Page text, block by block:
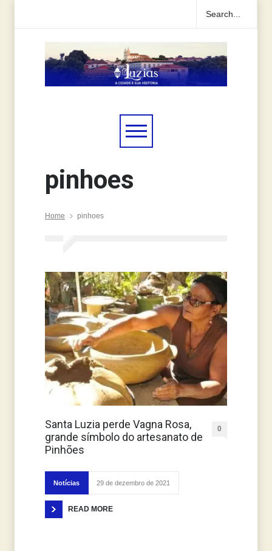
pinhoes
Home pinhoes
Santa Luzia perde Vagna Rosa,
grande símbolo do artesanato de
Pinhões
0
Notícias 29 de dezembro de 2021
READ MORE